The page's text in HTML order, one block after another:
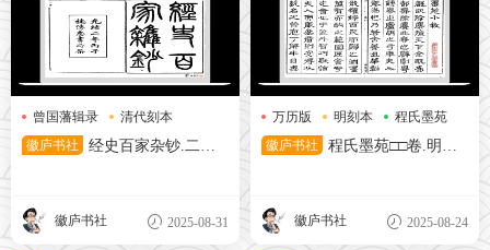
曾国藩辑录
清代刻本
经史百家
徽庐书社
经史百家杂钞.二十
徽庐书社 2025-08-31
万历版 明刻本
程氏墨苑
徽庐书社
程氏墨苑□□卷.明程
徽庐书社 2025-08-24